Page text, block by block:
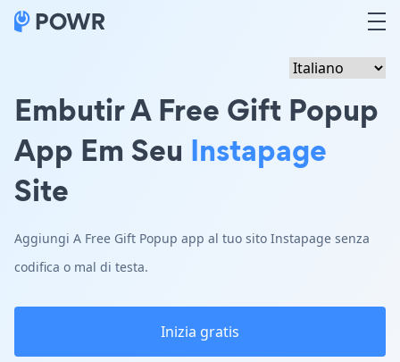
Embutir A Free Gift Popup
App Em Seu Instapage
Site
Aggiungi A Free Gift Popup app al tuo sito Instapage senza
codifica o mal di testa.
Inizia gratis